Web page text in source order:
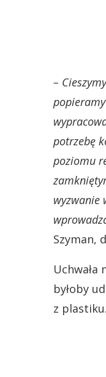
–
potrzebę
poziomu
wyzwanie
Szyman,
byłoby
z plastiku.